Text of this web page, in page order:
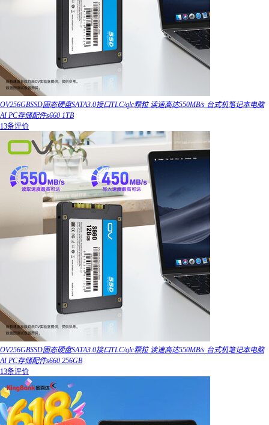
OV256GBSSD固态硬盘SATA3.0接口TLC/qlc颗粒 读速高达550MB/s 台式机笔记本电脑
AI PC存储配件s660 1TB
13条评价
OV256GBSSD固态硬盘SATA3.0接口TLC/qlc颗粒 读速高达550MB/s 台式机笔记本电脑
AI PC存储配件s660 256GB
13条评价